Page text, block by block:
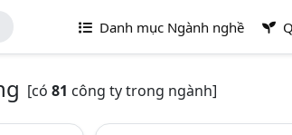
Danh mục Ngành nghề
[có 81 công ty trong ngành]